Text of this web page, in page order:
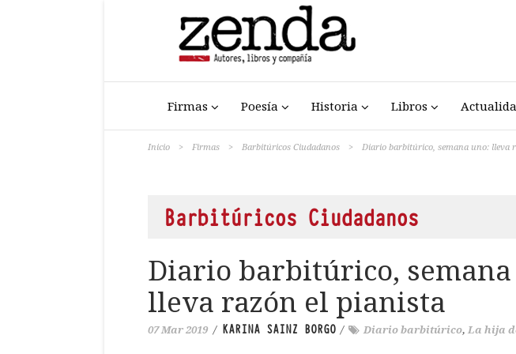
Firmas Poesía Historia Libros
Inicio > Firmas > Barbitúricos Ciudadanos > Diario barbitúrico, semana uno: lleva
Barbitúricos Ciudadanos
Diario barbitúrico, semana
lleva razón el pianista
07 Mar 2019 / KARINA SAINZ BORGO / Diario barbitúrico, La hija